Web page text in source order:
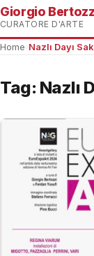
Giorgio
CURATORE D'ARTE
Home Nazlı Dayı
Tag: Nazlı